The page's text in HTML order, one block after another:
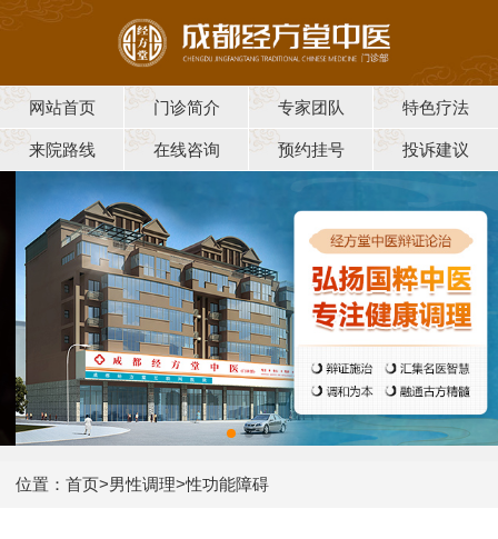
网站首页 门诊简介 专家团队 特色疗法
来院路线 在线咨询 预约挂号 投诉建议
位置： 首页>男性调理>性功能障碍